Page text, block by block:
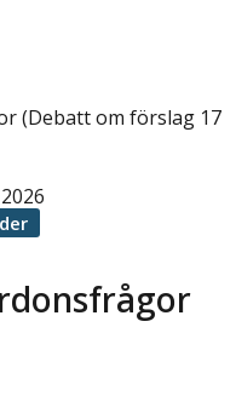
(Debatt om förslag 17